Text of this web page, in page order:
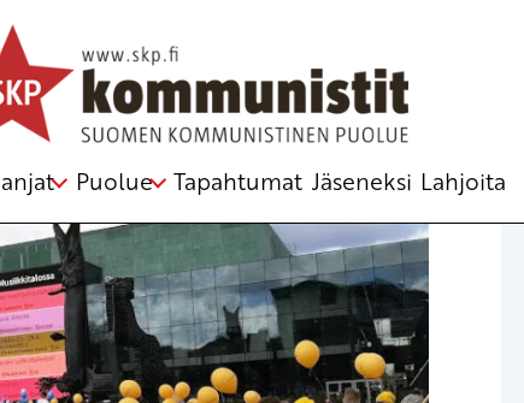
Puolue Tapahtumat Jäseneksi Lahjoita
, rahoitus,vastuut